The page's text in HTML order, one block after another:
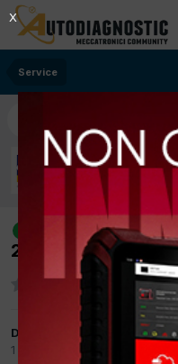
Service
[Bmw 525
25 6T 1 105Kw
Da Roby1967
1 Settembre 2017
X